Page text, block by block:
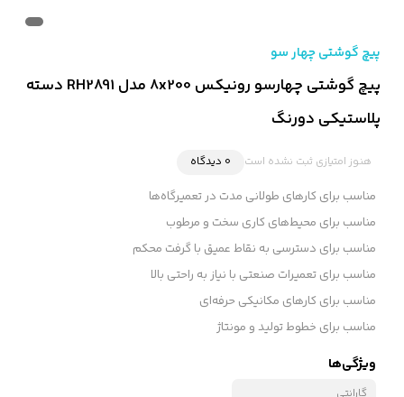
پیچ گوشتی چهار سو
پیچ گوشتی چهارسو رونیکس 8x200 مدل RH2891 دسته
پلاستیکی دورنگ
هنوز امتیازی ثبت نشده است 0 دیدگاه
مناسب برای کارهای طولانی مدت در تعمیرگاه‌ها
مناسب برای محیط‌های کاری سخت و مرطوب
مناسب برای دسترسی به نقاط عمیق با گرفت محکم
مناسب برای تعمیرات صنعتی با نیاز به راحتی بالا
مناسب برای کارهای مکانیکی حرفه‌ای
مناسب برای خطوط تولید و مونتاژ
ویژگی‌ها
گارانتی